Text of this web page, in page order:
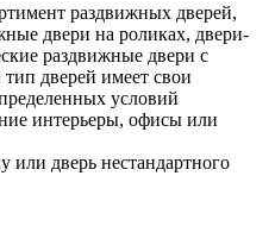
раздвижных дверей,
двери на роликах, двери-
раздвижные двери с
дверей имеет свои
условий
интерьеры, офисы или
или дверь нестандартного